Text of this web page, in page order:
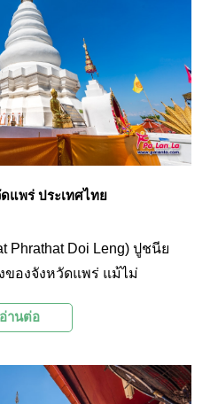
แพร่ ประเทศไทย
Phrathat Doi Leng) ปูชนีย
องจังหวัดแพร่ แม้ไม่
นั้นได้สร้างขึ้นพร้อมกับพระ
อ่านต่อ